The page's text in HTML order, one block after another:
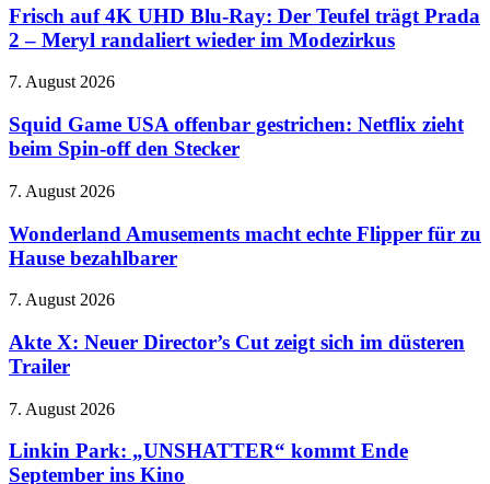
ordnet
Änderungen
Facebook
Instagram
an
4K
UHD
Blu-
Der
trägt
Prada
–
randaliert
wieder
im
Frisch auf 4K UHD Blu-Ray: Der Teufel trägt Prada
2 – Meryl randaliert wieder im Modezirkus
Squid
USA
offenbar
gestrichen:
zieht
Spin-
off
Stecker
7. August 2026
Squid Game USA offenbar gestrichen: Netflix zieht
beim Spin-off den Stecker
Wonderland
macht
echte
Flipper
zu
bezahlbarer
7. August 2026
Wonderland Amusements macht echte Flipper für zu
Hause bezahlbarer
Akte
Neuer
Director’s
Cut
sich
düsteren
Trailer
7. August 2026
Akte X: Neuer Director’s Cut zeigt sich im düsteren
Trailer
Linkin
„UNSHATTER“
kommt
7. August 2026
Linkin Park: „UNSHATTER“ kommt Ende
September ins Kino